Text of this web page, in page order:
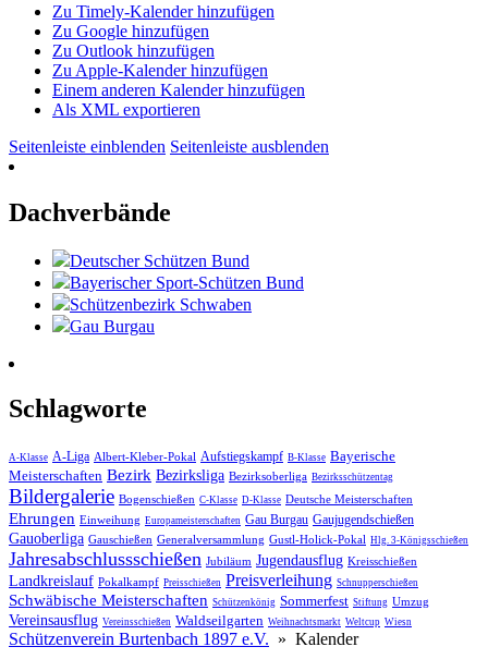
Zu Timely-Kalender hinzufügen
Zu Google hinzufügen
Zu Outlook hinzufügen
Zu Apple-Kalender hinzufügen
Einem anderen Kalender hinzufügen
Als XML exportieren
Seitenleiste einblenden Seitenleiste ausblenden
Dachverbände
Deutscher Schützen Bund
Bayerischer Sport-Schützen Bund
Schützenbezirk Schwaben
Gau Burgau
Schlagworte
A-Klasse A-Liga Albert-Kleber-Pokal Aufstiegskampf B-Klasse Bayerische
Meisterschaften Bezirk Bezirksliga Bezirksoberliga Bezirksschützentag
Bildergalerie Bogenschießen C-Klasse D-Klasse Deutsche Meisterschaften
Ehrungen Einweihung Europameisterschaften Gau Burgau Gaujugendschießen
Gauoberliga Gauschießen Generalversammlung Gustl-Holick-Pokal Hlg. 3-Königsschießen
Jahres­abschluss­schießen Jubiläum Jugendausflug Kreisschießen
Landkreislauf Pokalkampf Preisschießen Preisverleihung Schnupperschießen
Schwäbische Meisterschaften Schützenkönig Sommerfest Stiftung Umzug
Vereinsausflug Vereinsschießen Waldseilgarten Weihnachtsmarkt Weltcup Wiesn
Schützenverein Burtenbach 1897 e.V. » Kalender